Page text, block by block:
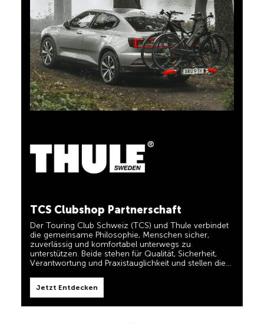
die gemeinsame Philosophie, Menschen sicher,
zuverlässig und komfortabel unterwegs zu
Verantwortung und Praxistauglichkeit und stellen die
Bedürfnisse von Reisenden und aktiven Familien in den
Mittelpunkt.
Jetzt Entdecken
5% Cashback
Mastercard® und Sie erhalten automatisch 5% als
Cashback zurück erstattet. Die TCS Member
Mastercard ist TCS Mitglieds-, Bezahl- und Sparkarte
in einem und für TCS-Mitglieder dauerhaft kostenlos.
Produkte erfüllen und Ihnen zuverlässige, nützliche
Helfer sein, wenn Sie unterwegs sind. Sie erkennen
my side'.
Jetzt Entdecken